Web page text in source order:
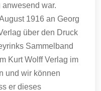
war.
1916 an Georg
über den Druck
Sammelband
Kurt Wolff Verlag im
und wir können
er dieses